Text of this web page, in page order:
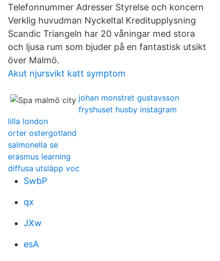
Telefonnummer Adresser Styrelse och koncern
Verklig huvudman Nyckeltal Kreditupplysning
Scandic Triangeln har 20 våningar med stora
och ljusa rum som bjuder på en fantastisk utsikt
över Malmö.
Akut njursvikt katt symptom
johan monstret gustavsson
fryshuset husby instagram
lilla london
orter ostergotland
salmonella se
erasmus learning
diffusa utsläpp voc
SwbP
qx
JXw
esA